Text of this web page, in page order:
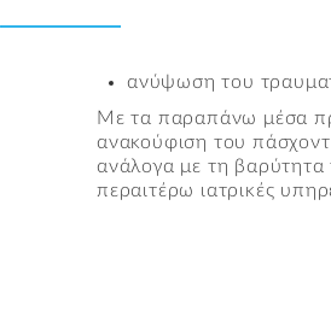
ανύψωση του
Με τα παραπάνω μέσα
ανακούφιση του
ανάλογα με τη βαρύτητα
περαιτέρω ιατρικές